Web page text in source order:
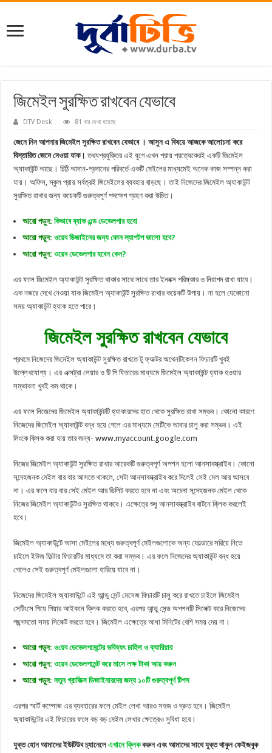
জিমেইল সুরক্ষিত রাখবেন যেভাবে
DTV Desk 81 বার দেখা হয়েছে
জেনে নিন আপনার জিমেইল সুরক্ষিত রাখবেন যেভাবে । আসুন এ বিষয়ে আজকে আলোচনা করে
বিস্তারিত জেনে নেওয়া যাক।তথ্যপ্রযুক্তির এই যুগে এখন প্রায় প্রত্যেকেরই একটি জিমেইল
অ্যাকাউন্ট আছে। চিঠি আদান-প্রদানের পরিবর্তে একটি মেইলের মাধ্যমেই অনেক কাজ সম্পন্ন করা
যায়। অফিস, স্কুল প্রায় সর্বত্রই জিমেইলের ব্যবহার বাড়ছে। তাই নিজেদের জিমেইল অ্যাকাউন্ট
সুরক্ষিত রাখার জন্য কয়েকটি গুরুত্বপূর্ণ পদক্ষেপ গ্রহণ করা উচিত।
আরো পড়ুন: কিভাবে ব্যাক এন্ড ডেভেলপার হবো
আরো পড়ুন: ওয়েব ডিজাইনের জন্য কোন ল্যাপটপ ভালো হবে?
আরো পড়ুন: ওয়েব ডেভেলপার হবেন কেন?
এর ফলে জিমেইল অ্যাকাউন্ট সুরক্ষিত থাকার সাথে সাথে তার ইনবক্স পরিষ্কার ও নিরাপদ রাখা যাবে।
এক নজরে দেখে নেওয়া যাক জিমেইল অ্যাকাউন্ট সুরক্ষিত রাখার কয়েকটি উপায়। না হলে যেকোনো
সময় অ্যাকাউন্ট হ্যাক হতে পারে।
জিমেইল সুরক্ষিত রাখবেন যেভাবে
প্রথমে নিজেদের জিমেইল অ্যাকাউন্ট সুরক্ষিত রাখতে টু ফ্যাক্টর অথেনটিকেশন ফিচারটি খুবই
উল্লেখযোগ্য। এর এক্সট্রা লেয়ার ও টি পি ফিচারের মাধ্যমে জিমেইল অ্যাকাউন্ট হ্যাক হওয়ার
সম্ভাবনা খুবই কম থাকে।
এর ফলে নিজেদের জিমেইল অ্যাকাউন্টটি হ্যাকারদের হাত থেকে সুরক্ষিত রাখা সম্ভব। কোনো কারণে
নিজেদের জিমেইল অ্যাকাউন্ট বন্ধ হয়ে গেলে এর মাধ্যমে সেটিকে আবার চালু করা সম্ভব। এই
লিংকে ক্লিক করা যায় তার জন্য- www.myaccount.google.com
নিজের জিমেইল অ্যাকাউন্ট সুরক্ষিত রাখার আরেকটি গুরুত্বপূর্ণ অপশন হলো আনসাবস্ক্রাইব। কোনো
সন্দেহজনক মেইল বার বার আসতে থাকলে, সেটা আনসাবস্ক্রাইব করে দিলেই সেই মেল আর আসবে
না। এর ফলে বার বার সেই মেইল আর ডিলিট করতে হবে না এবং অচেনা সন্দেহজনক মেইল থেকে
নিজের জিমেইল অ্যাকাউন্টও সুরক্ষিত থাকবে। এক্ষেত্রে শুধু আনসাবস্ক্রাইব বাটনে ক্লিক করলেই
হবে।
জিমেইল অ্যাকাউন্টে আসা মেইলের মধ্যে গুরুত্বপূর্ণ মেইলগুলোকে অন্য ফোল্ডারে সরিয়ে নিতে
চাইলে ইউজ ফিল্টার ফিচারটির মাধ্যমে তা করা সম্ভব। এর ফলে নিজেদের অ্যাকাউন্ট বন্ধ হয়ে
গেলেও সেই গুরুত্বপূর্ণ মেইলগুলো হারিয়ে যাবে না।
নিজেদের জিমেইল অ্যাকাউন্টে এই আন্ডু সেন্ট মেসেজ ফিচারটি চালু করে রাখতে চাইলে জিমেইল
সেটিংসে গিয়ে গিয়ার আইকনে ক্লিক করতে হবে, এরপর আন্ডু সেন্ড অপশনটি সিলেক্ট করে নিজেদের
পছন্দমতো সময় সিলেক্ট করতে হবে। জিমেইল এক্ষেত্রে আধা মিনিটের বেশি সময় দেয় না।
আরো পড়ুন:ও‌য়েব ডেভেলপমেন্টের ভ‌বিষ্যৎ চা‌হিদা ও ক্যারিয়ার
আরো পড়ুন: ওয়েব ডেভেলপমেন্ট করে মাসে লক্ষ টাকা আয় করুন
আরো পড়ুন: নতুন গ্রাফিক্স ডিজাইনারদের জন্য ১০টি গুরুত্বপূর্ণ টিপস
এরপর স্মার্ট কম্পোজ এর ব্যবহারের ফলে মেইল লেখা আরও সহজ ও দ্রুত হবে। জিমেইল
অ্যাকাউন্টের এই ফিচারের ফলে বড় বড় মেইল লেখার ক্ষেত্রেও সুবিধা হবে।
যুক্ত হোন আমাদের ইউটিউব চ্যানেলেএখানে ক্লিককরুন এবং আমাদের সাথে যুক্ত থাকুন ফেইজবুক